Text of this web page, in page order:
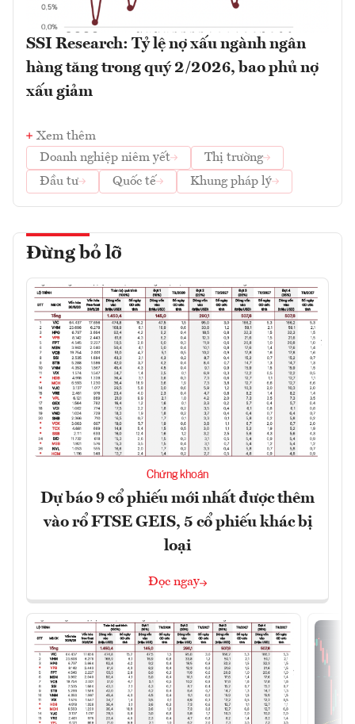
SSI Research: Tỷ lệ nợ xấu ngành ngân
hàng tăng trong quý 2/2026, bao phủ nợ
xấu giảm
Xem thêm
Doanh nghiệp niêm yết
Thị trường
Đầu tư
Quốc tế Khung pháp lý
Đừng bỏ lỡ
Chứng khoán
Dự báo 9 cổ phiếu mới nhất được thêm
vào rổ FTSE GEIS, 5 cổ phiếu khác bị
loại
Đọc ngay